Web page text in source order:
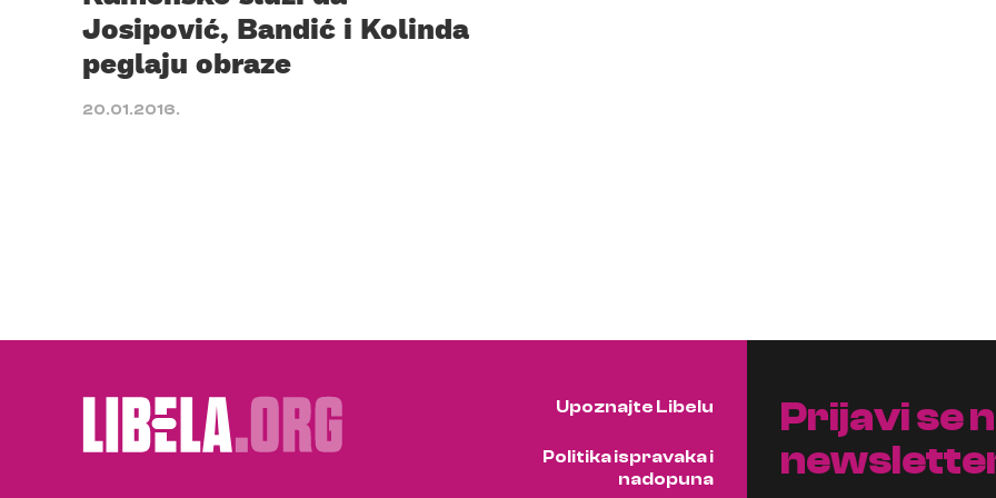
Josipović, Bandić i Kolinda
peglaju obraze
20.01.2016.
Upoznajte Libelu
Politika ispravaka i
nadopuna
Prijavi se